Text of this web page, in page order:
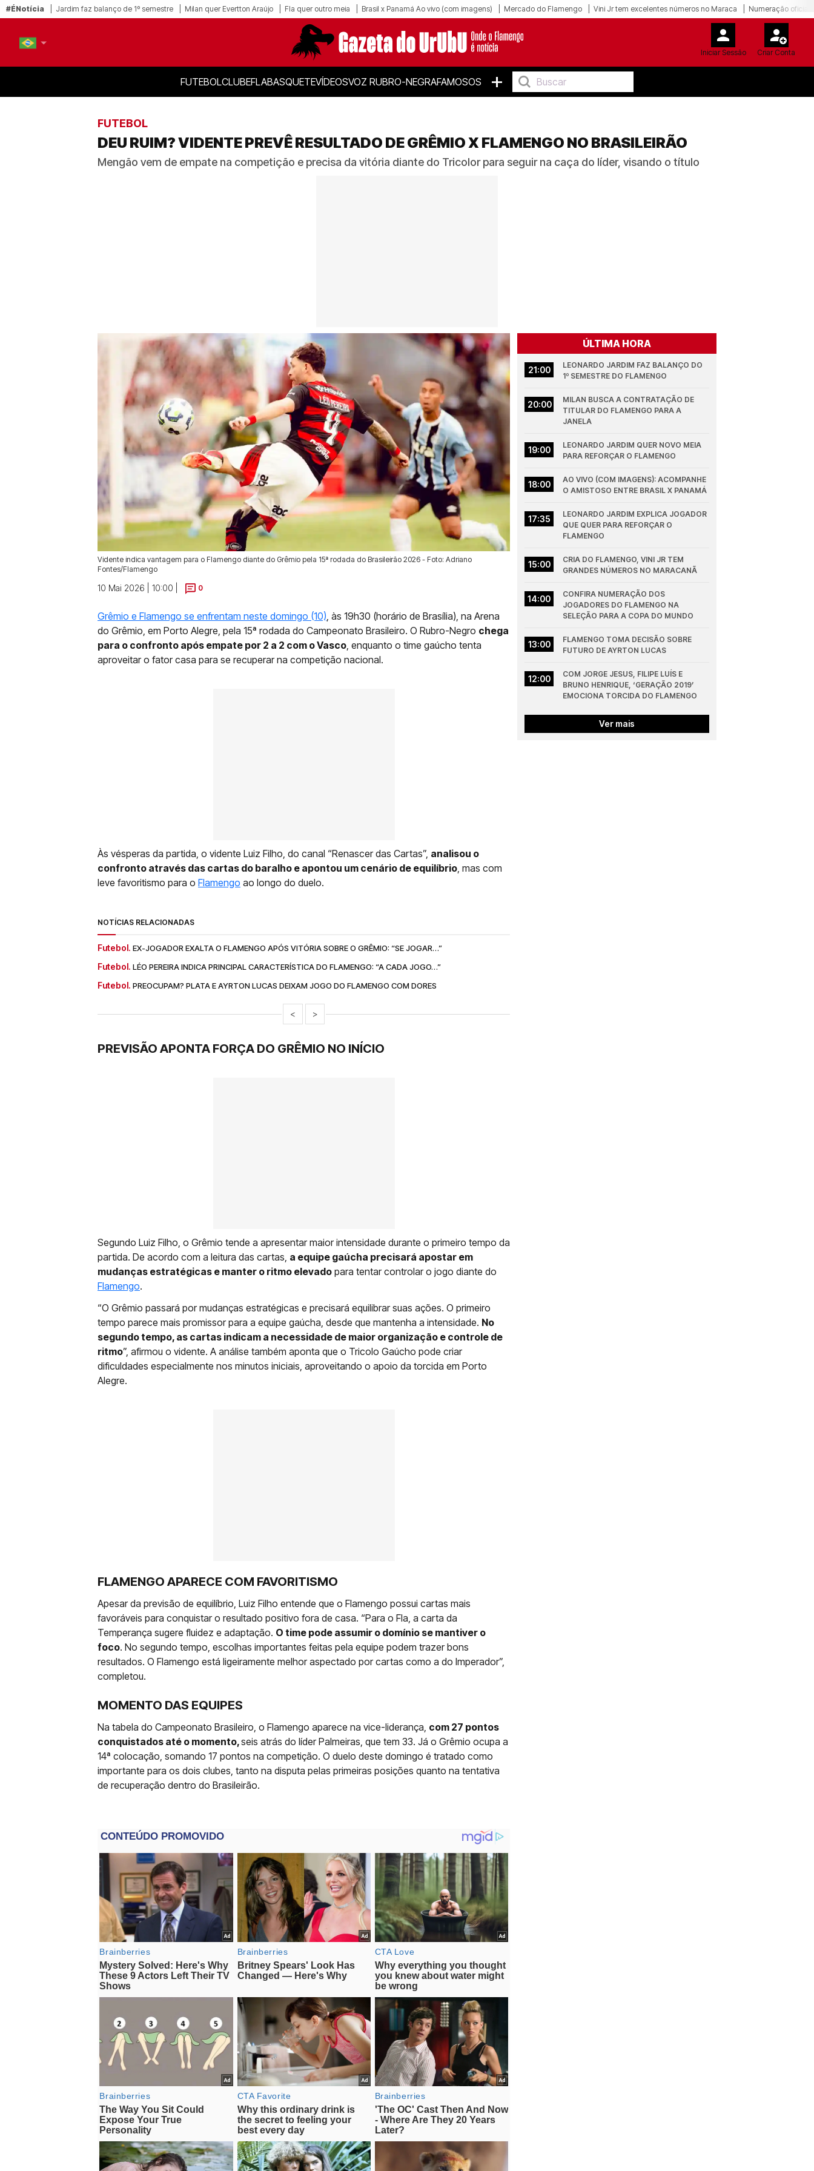
#ÉNotícia Jardim faz balanço de 1º semestre Milan quer Evertton Araújo Fla quer outro meia Brasil x Panamá Ao vivo (com imagens) Mercado do Flamengo Vini Jr tem excelentes números no Maraca Numeração oficial
Iniciar Sessão Criar Conta
FUTEBOLCLUBEFLABASQUETEVÍDEOSVOZ RUBRO-NEGRAFAMOSOS +
FUTEBOL
DEU RUIM? VIDENTE PREVÊ RESULTADO DE GRÊMIO X FLAMENGO NO BRASILEIRÃO
Mengão vem de empate na competição e precisa da vitória diante do Tricolor para seguir na caça do líder, visando o título
Vidente indica vantagem para o Flamengo diante do Grêmio pela 15ª rodada do Brasileirão 2026 - Foto: Adriano
Fontes/Flamengo
10 Mai 2026 | 10:00 | 0
Grêmio e Flamengo se enfrentam neste domingo (10), às 19h30 (horário de Brasília), na Arena
do Grêmio, em Porto Alegre, pela 15ª rodada do Campeonato Brasileiro. O Rubro-Negro chega
para o confronto após empate por 2 a 2 com o Vasco, enquanto o time gaúcho tenta
aproveitar o fator casa para se recuperar na competição nacional.
Às vésperas da partida, o vidente Luiz Filho, do canal “Renascer das Cartas”, analisou o
confronto através das cartas do baralho e apontou um cenário de equilíbrio, mas com
leve favoritismo para o Flamengo ao longo do duelo.
NOTÍCIAS RELACIONADAS
Futebol. EX-JOGADOR EXALTA O FLAMENGO APÓS VITÓRIA SOBRE O GRÊMIO: “SE JOGAR…”
Futebol. LÉO PEREIRA INDICA PRINCIPAL CARACTERÍSTICA DO FLAMENGO: “A CADA JOGO…”
Futebol. PREOCUPAM? PLATA E AYRTON LUCAS DEIXAM JOGO DO FLAMENGO COM DORES
< >
PREVISÃO APONTA FORÇA DO GRÊMIO NO INÍCIO
Segundo Luiz Filho, o Grêmio tende a apresentar maior intensidade durante o primeiro tempo da
partida. De acordo com a leitura das cartas, a equipe gaúcha precisará apostar em
mudanças estratégicas e manter o ritmo elevado para tentar controlar o jogo diante do
Flamengo.
“O Grêmio passará por mudanças estratégicas e precisará equilibrar suas ações. O primeiro
tempo parece mais promissor para a equipe gaúcha, desde que mantenha a intensidade. No
segundo tempo, as cartas indicam a necessidade de maior organização e controle de
ritmo”, afirmou o vidente. A análise também aponta que o Tricolo Gaúcho pode criar
dificuldades especialmente nos minutos iniciais, aproveitando o apoio da torcida em Porto
Alegre.
FLAMENGO APARECE COM FAVORITISMO
Apesar da previsão de equilíbrio, Luiz Filho entende que o Flamengo possui cartas mais
favoráveis para conquistar o resultado positivo fora de casa. “Para o Fla, a carta da
Temperança sugere fluidez e adaptação. O time pode assumir o domínio se mantiver o
foco. No segundo tempo, escolhas importantes feitas pela equipe podem trazer bons
resultados. O Flamengo está ligeiramente melhor aspectado por cartas como a do Imperador”,
completou.
MOMENTO DAS EQUIPES
Na tabela do Campeonato Brasileiro, o Flamengo aparece na vice-liderança, com 27 pontos
conquistados até o momento,seis atrás do líder Palmeiras, que tem 33. Já o Grêmio ocupa a
14ª colocação, somando 17 pontos na competição. O duelo deste domingo é tratado como
importante para os dois clubes, tanto na disputa pelas primeiras posições quanto na tentativa
de recuperação dentro do Brasileirão.
ÚLTIMA HORA
21:00
LEONARDO JARDIM FAZ BALANÇO DO
1º SEMESTRE DO FLAMENGO
20:00
MILAN BUSCA A CONTRATAÇÃO DE
TITULAR DO FLAMENGO PARA A
JANELA
19:00
LEONARDO JARDIM QUER NOVO MEIA
PARA REFORÇAR O FLAMENGO
18:00
AO VIVO (COM IMAGENS): ACOMPANHE
O AMISTOSO ENTRE BRASIL X PANAMÁ
17:35
LEONARDO JARDIM EXPLICA JOGADOR
QUE QUER PARA REFORÇAR O
FLAMENGO
15:00
CRIA DO FLAMENGO, VINI JR TEM
GRANDES NÚMEROS NO MARACANÃ
14:00
CONFIRA NUMERAÇÃO DOS
JOGADORES DO FLAMENGO NA
SELEÇÃO PARA A COPA DO MUNDO
13:00
FLAMENGO TOMA DECISÃO SOBRE
FUTURO DE AYRTON LUCAS
12:00
COM JORGE JESUS, FILIPE LUÍS E
BRUNO HENRIQUE, ‘GERAÇÃO 2019’
EMOCIONA TORCIDA DO FLAMENGO
Ver mais